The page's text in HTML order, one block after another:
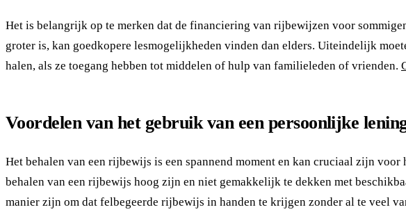
Het is belangrijk op te merken dat de financiering van rijbewijzen voor
groter is, kan goedkopere lesmogelijkheden vinden dan elders. Uiteindelijk
halen, als ze toegang hebben tot middelen of hulp van familieleden of vrienden.
Voordelen van het gebruik van een persoonlijke
Het behalen van een rijbewijs is een spannend moment en kan cruciaal zijn
behalen van een rijbewijs hoog zijn en niet gemakkelijk te dekken met
manier zijn om dat felbegeerde rijbewijs in handen te krijgen zonder al te veel